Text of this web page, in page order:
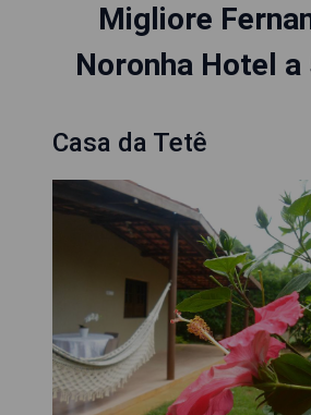
Migliore
Noronha Hotel
Casa da Tetê